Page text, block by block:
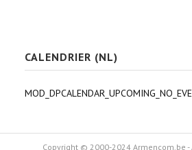
CALENDRIER (NL)
Copyright © 2000-2024 Armencom.be -